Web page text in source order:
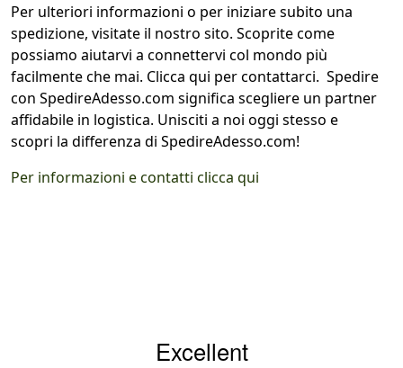
Per ulteriori informazioni o per iniziare subito una
spedizione, visitate il nostro sito. Scoprite come
possiamo aiutarvi a connettervi col mondo più
facilmente che mai. Clicca qui per contattarci. Spedire
con SpedireAdesso.com significa scegliere un partner
affidabile in logistica. Unisciti a noi oggi stesso e
scopri la differenza di SpedireAdesso.com!
Per informazioni e contatti clicca qui
Excellent